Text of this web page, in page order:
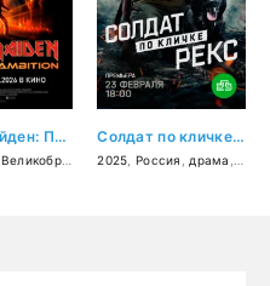
Айрон Мэйден: Пылающее стремление
Великобритания ,документальный,
Солдат по кличке Рекс
2025 Россия драма